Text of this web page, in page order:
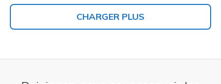
CHARGER PLUS